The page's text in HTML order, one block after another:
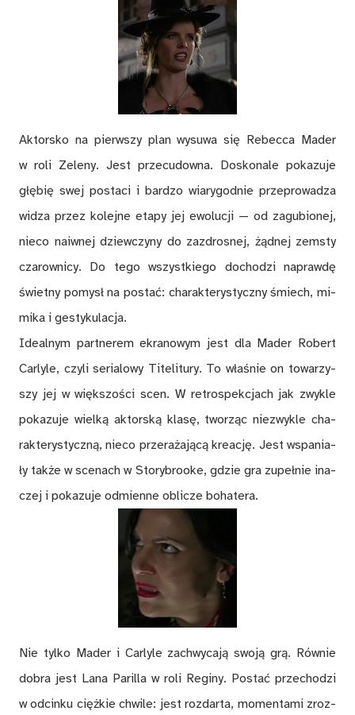
Ak­tor­sko na pierw­szy plan wy­su­wa się Re­be­cca Ma­der
w roli Ze­le­ny. Jest prze­cu­dow­na. Do­sko­na­le po­ka­zu­je
głę­bię swej po­sta­ci i bar­dzo wia­ry­god­nie prze­pro­wa­dza
wi­dza przez ko­lej­ne eta­py jej ewo­lu­cji — od za­gu­bio­nej,
nie­co na­iw­nej dziew­czy­ny do za­zdro­snej, żąd­nej ze­msty
cza­row­ni­cy. Do tego wszyst­kie­go do­cho­dzi na­praw­dę
świet­ny po­mysł na po­stać: cha­rak­te­ry­stycz­ny śmiech, mi­
mi­ka i ge­sty­ku­la­cja.
Ide­al­nym part­ne­rem ekra­no­wym jest dla Ma­der Ro­bert
Car­lyle, czy­li se­ria­lo­wy Ti­te­li­tu­ry. To wła­śnie on to­wa­rzy­
szy jej w więk­szo­ści scen. W re­tro­spek­cjach jak zwy­kle
po­ka­zu­je wiel­ką ak­tor­ską kla­sę, two­rząc nie­zwy­kle cha­
rak­te­ry­stycz­ną, nie­co prze­ra­ża­ją­cą kre­ację. Jest wspa­nia­
ły tak­że w sce­nach w Sto­ry­brooke, gdzie gra zu­peł­nie ina­
czej i po­ka­zu­je od­mien­ne ob­li­cze bo­ha­te­ra.
Nie tyl­ko Ma­der i Car­ly­le za­chwy­ca­ją swo­ją grą. Rów­nie
do­bra jest Lana Pa­ri­lla w roli Re­gi­ny. Po­stać prze­cho­dzi
w od­cin­ku cięż­kie chwi­le: jest roz­dar­ta, mo­men­ta­mi zroz­